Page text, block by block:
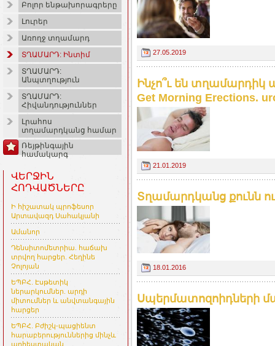
Բոլոր ենթախորագրերը
Լուրեր
Առողջ տղամարդ
ՏՂԱՄԱՐԴ: Ինտիմ
ՏՂԱՄԱՐԴ:
Անպտղություն
ՏՂԱՄԱՐԴ:
Հիվանդություններ
Լրահոս
տղամարդկանց համար
Ռեյթինգային
համակարգ
ՎԵՐՋԻՆ
ՀՈԴՎԱԾՆԵՐԸ
Ի հիշատակ պրոֆեսոր
Արտավազդ Սահակյանի
Ամանոր
Դենսիտոմետրիա. հաճախ
տրվող հարցեր. Հեղինե
Չոլոյան
ԵՊԲՀ. Էսթետիկ
ներարկումներ. արդի
միտումներ և անվտանգային
հարցեր
ԵՊԲՀ. Բժիշկ-պացիենտ
հարաբերություններից մինչև
արհեստական
27.05.2019
Ինչո՞ւ են տղամարդիկ
Get Morning Erections.
21.01.2019
Տղամարդկանց քունն
18.01.2016
Սպերմատոզոիդների